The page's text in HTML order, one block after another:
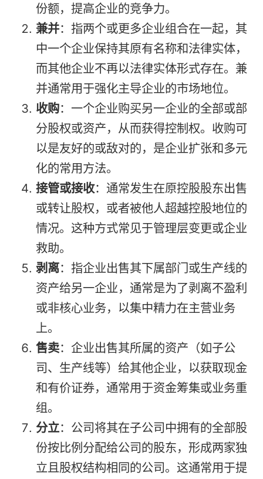
份额，提高企业的竞争力。
兼并：指两个或更多企业组合在一起，其
中一个企业保持其原有名称和法律实体，
而其他企业不再以法律实体形式存在。兼
并通常用于强化主导企业的市场地位。
收购：一个企业购买另一企业的全部或部
分股权或资产，从而获得控制权。收购可
以是友好的或敌对的，是企业扩张和多元
化的常用方法。
接管或接收：通常发生在原控股股东出售
或转让股权，或者被他人超越控股地位的
情况。这种方式常见于管理层变更或企业
救助。
剥离：指企业出售其下属部门或生产线的
资产给另一企业，通常是为了剥离不盈利
或非核心业务，以集中精力在主营业务
上。
售卖：企业出售其所属的资产（如子公
司、生产线等）给其他企业，以获取现金
和有价证券，通常用于资金筹集或业务重
组。
分立：公司将其在子公司中拥有的全部股
份按比例分配给公司的股东，形成两家独
立且股权结构相同的公司。这通常用于提